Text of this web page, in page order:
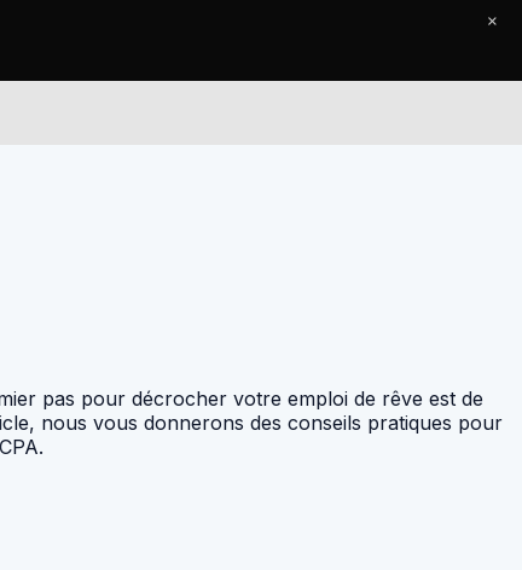
pas pour décrocher votre emploi de rêve est de
nous vous donnerons des conseils pratiques pour
×